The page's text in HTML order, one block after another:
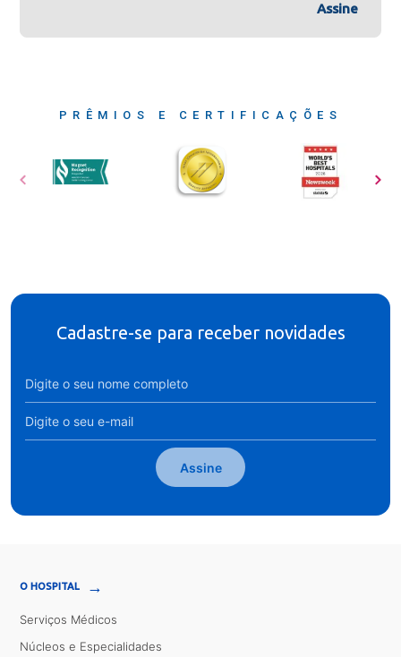
Assine
PRÊMIOS E CERTIFICAÇÕES
Cadastre-se para receber novidades
Assine
O HOSPITAL →
Serviços Médicos
Núcleos e Especialidades